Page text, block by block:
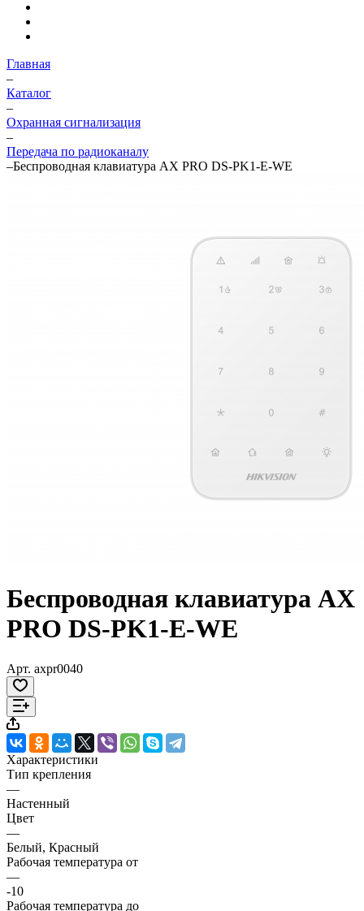
Главная
–
Каталог
–
Охранная сигнализация
–
Передача по радиоканалу
–Беспроводная клавиатура AX PRO DS-PK1-E-WE
Беспроводная клавиатура AX
PRO DS-PK1-E-WE
Арт. axpr0040
Характеристики
Тип крепления
—
Настенный
Цвет
—
Белый, Красный
Рабочая температура от
—
-10
Рабочая температура до